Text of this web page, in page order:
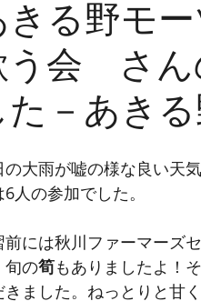
きる野モ
う会 さん
た－あき
の大雨が嘘の様な良い天
6人の参加でした。
前には秋川ファーマーズ
旬の筍もありましたよ！
きました。ねっとりと甘く